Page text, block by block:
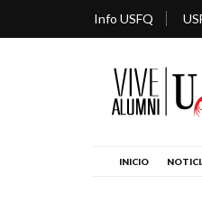
Info USFQ
INICIO